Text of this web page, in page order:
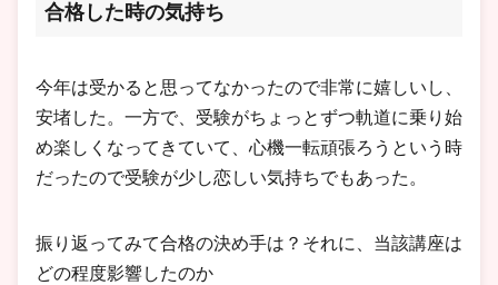
合格した時の気持ち
今年は受かると思ってなかったので非常に嬉しいし、
安堵した。一方で、受験がちょっとずつ軌道に乗り始
め楽しくなってきていて、心機一転頑張ろうという時
だったので受験が少し恋しい気持ちでもあった。
振り返ってみて合格の決め手は？それに、当該講座は
どの程度影響したのか